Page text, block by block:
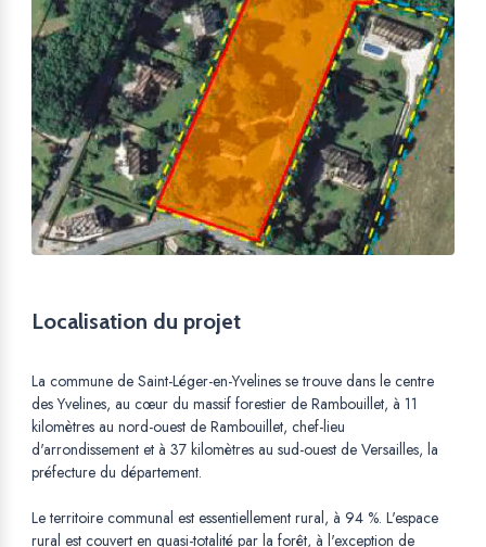
Localisation du projet
La commune de Saint-Léger-en-Yvelines se trouve dans le centre
des Yvelines, au cœur du massif forestier de Rambouillet, à 11
kilomètres au nord-ouest de Rambouillet, chef-lieu
d'arrondissement et à 37 kilomètres au sud-ouest de Versailles, la
préfecture du département.
Le territoire communal est essentiellement rural, à 94 %. L'espace
rural est couvert en quasi-totalité par la forêt, à l'exception de